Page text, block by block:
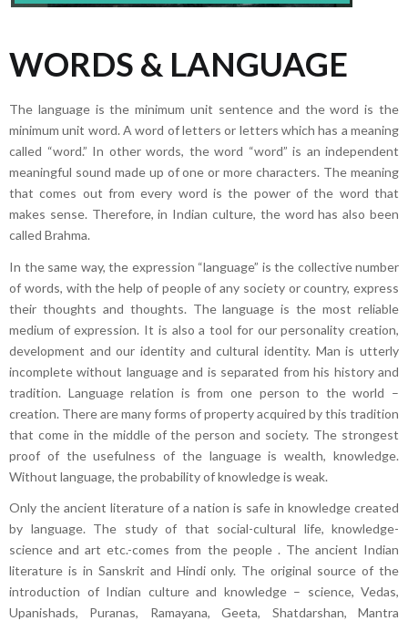
WORDS & LANGUAGE
The language is the minimum unit sentence and the word is the
minimum unit word. A word of letters or letters which has a meaning
called “word.” In other words, the word “word” is an independent
meaningful sound made up of one or more characters. The meaning
that comes out from every word is the power of the word that
makes sense. Therefore, in Indian culture, the word has also been
called Brahma.
In the same way, the expression “language” is the collective number
of words, with the help of people of any society or country, express
their thoughts and thoughts. The language is the most reliable
medium of expression. It is also a tool for our personality creation,
development and our identity and cultural identity. Man is utterly
incomplete without language and is separated from his history and
tradition. Language relation is from one person to the world –
creation. There are many forms of property acquired by this tradition
that come in the middle of the person and society. The strongest
proof of the usefulness of the language is wealth, knowledge.
Without language, the probability of knowledge is weak.
Only the ancient literature of a nation is safe in knowledge created
by language. The study of that social-cultural life, knowledge-
science and art etc.-comes from the people . The ancient Indian
literature is in Sanskrit and Hindi only. The original source of the
introduction of Indian culture and knowledge – science, Vedas,
Upanishads, Puranas, Ramayana, Geeta, Shatdarshan, Mantra